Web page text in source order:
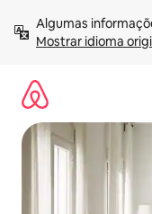
para
Mostrar idioma